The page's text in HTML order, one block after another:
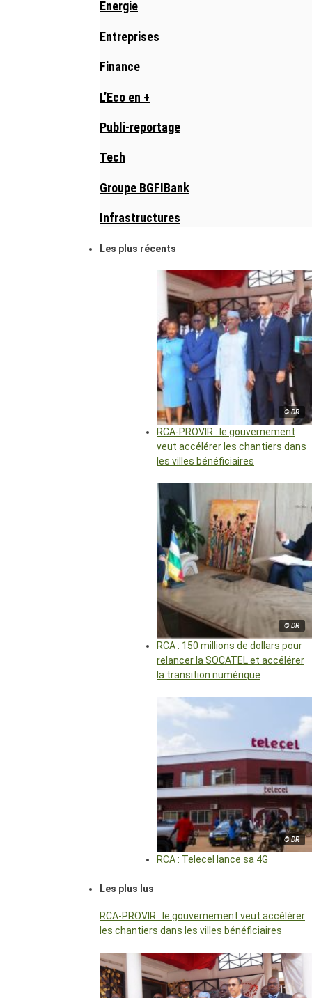
Energie
Entreprises
Finance
L’Eco en +
Publi-reportage
Tech
Groupe BGFIBank
Infrastructures
Les plus récents
© DR
RCA-PROVIR : le gouvernement
veut accélérer les chantiers dans
les villes bénéficiaires
© DR
RCA : 150 millions de dollars pour
relancer la SOCATEL et accélérer
la transition numérique
© DR
RCA : Telecel lance sa 4G
Les plus lus
RCA-PROVIR : le gouvernement veut accélérer
les chantiers dans les villes bénéficiaires